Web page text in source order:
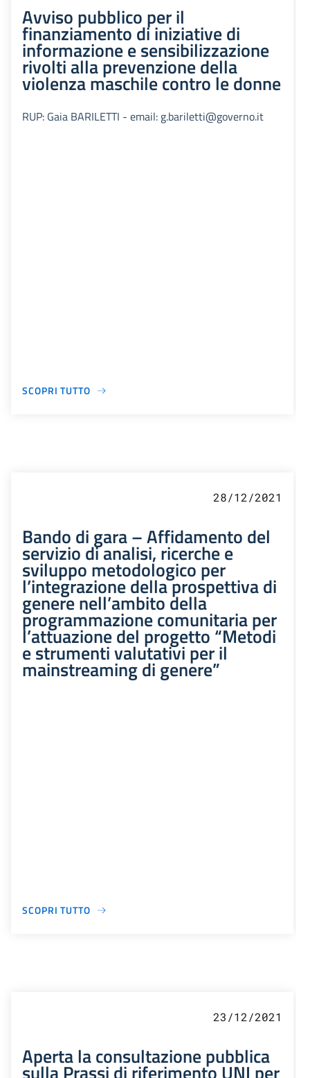
Avviso pubblico per il
finanziamento di iniziative di
informazione e sensibilizzazione
rivolti alla prevenzione della
violenza maschile contro le donne
RUP: Gaia BARILETTI - email: g.bariletti@governo.it
SCOPRI TUTTO
28/12/2021
Bando di gara – Affidamento del
servizio di analisi, ricerche e
sviluppo metodologico per
l’integrazione della prospettiva di
genere nell’ambito della
programmazione comunitaria per
l’attuazione del progetto “Metodi
e strumenti valutativi per il
mainstreaming di genere”
SCOPRI TUTTO
23/12/2021
Aperta la consultazione pubblica